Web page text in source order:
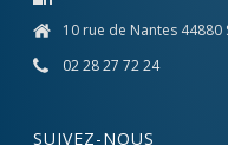
10 rue de Nantes 44880
02 28 27 72 24
SUIVEZ-NOUS